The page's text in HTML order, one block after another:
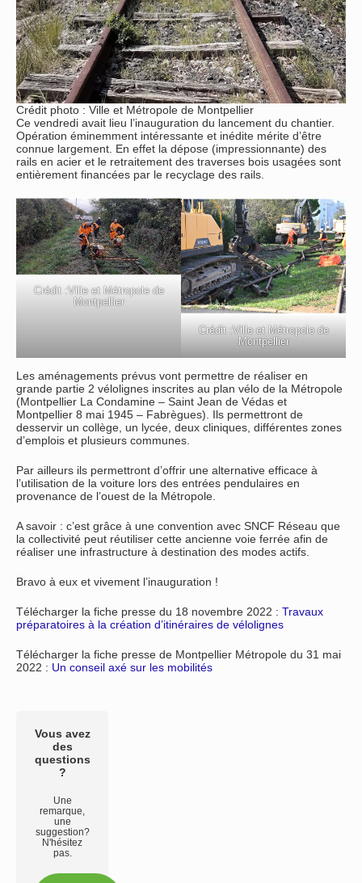
Crédit photo : Ville et Métropole de Montpellier
Ce vendredi avait lieu l’inauguration du lancement du chantier.
Opération éminemment intéressante et inédite mérite d’être
connue largement. En effet la dépose (impressionnante) des
rails en acier et le retraitement des traverses bois usagées sont
entièrement financées par le recyclage des rails.
Crédit :Ville et Métropole de
Montpellier
Crédit :Ville et Métropole de
Montpellier
Les aménagements prévus vont permettre de réaliser en
grande partie 2 vélolignes inscrites au plan vélo de la Métropole
(Montpellier La Condamine – Saint Jean de Védas et
Montpellier 8 mai 1945 – Fabrègues). Ils permettront de
desservir un collège, un lycée, deux cliniques, différentes zones
d’emplois et plusieurs communes.
Par ailleurs ils permettront d’offrir une alternative efficace à
l’utilisation de la voiture lors des entrées pendulaires en
provenance de l’ouest de la Métropole.
A savoir : c’est grâce à une convention avec SNCF Réseau que
la collectivité peut réutiliser cette ancienne voie ferrée afin de
réaliser une infrastructure à destination des modes actifs.
Bravo à eux et vivement l’inauguration !
Télécharger la fiche presse du 18 novembre 2022 : Travaux
préparatoires à la création d’itinéraires de vélolignes
Télécharger la fiche presse de Montpellier Métropole du 31 mai
2022 : Un conseil axé sur les mobilités
Vous avez
des
questions
?
Une
remarque,
une
suggestion?
N'hésitez
pas.